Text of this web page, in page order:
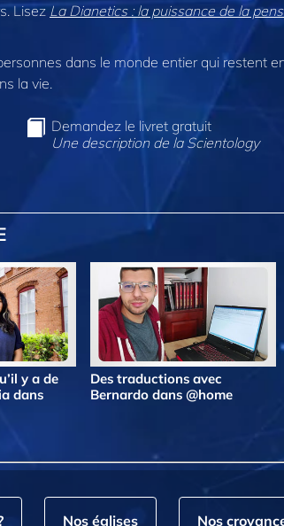
LisezLa Dianetics : la puissance de la
dans le monde entier qui restent
la vie.
Demandez le livret gratuit
Une description de la Scientology
y a de
dans
Des traductions avec
Bernardo dans @home
Nos églises Nos